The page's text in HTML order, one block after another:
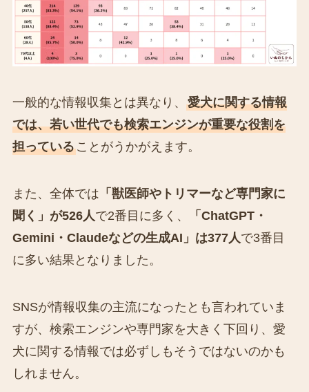
一般的な情報収集とは異なり、 愛犬に関する情報
では、若い世代でも検索エンジンが重要な役割を
担っていることがうかがえます。
また、全体では 「獣医師やトリマーなど専門家に
聞く」が526人 で2番目に多く、
「ChatGPT・
Gemini・Claudeなどの生成AI」は377人 で3番目
に多い結果となりました。
SNSが情報収集の主流になったとも言われていま
すが、検索エンジンや専門家を大きく下回り、愛
犬に関する情報では必ずしもそうではないのかも
しれません。